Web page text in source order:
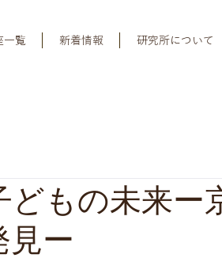
一覧 新着情報 研究所について
もの未来ー
ー